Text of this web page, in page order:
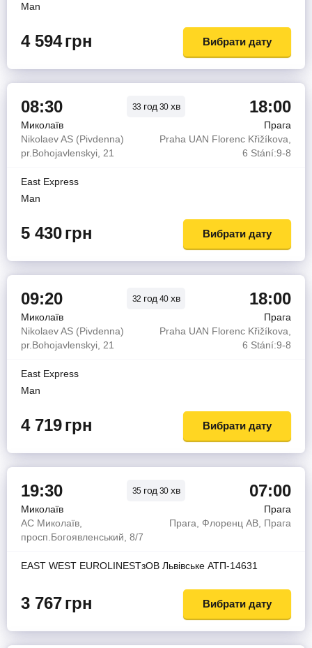
Man
4 594грн Вибрати дату
08:30 33 год 30 хв 18:00
Миколаїв
Прага
Nikolaev AS (Pivdenna)
pr.Bohojavlenskyi, 21
Praha UAN Florenc Křižíkova,
6 Stání:9-8
East Express
Man
5 430грн Вибрати дату
09:20 32 год 40 хв 18:00
Миколаїв
Прага
Nikolaev AS (Pivdenna)
pr.Bohojavlenskyi, 21
Praha UAN Florenc Křižíkova,
6 Stání:9-8
East Express
Man
4 719грн Вибрати дату
19:30 35 год 30 хв 07:00
Миколаїв
Прага
АС Миколаїв,
просп.Богоявленський, 8/7
Прага, Флоренц АВ, Прага
EAST WEST EUROLINESТзОВ Львiвське АТП-14631
3 767грн Вибрати дату